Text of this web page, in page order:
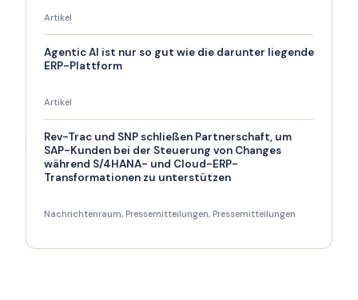
Artikel
Agentic AI ist nur so gut wie die darunter liegende
ERP-Plattform
Artikel
Rev-Trac und SNP schließen Partnerschaft, um
SAP-Kunden bei der Steuerung von Changes
während S/4HANA- und Cloud-ERP-
Transformationen zu unterstützen
Nachrichtenraum, Pressemitteilungen, Pressemitteilungen